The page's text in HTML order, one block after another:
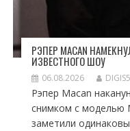
РЭПЕР MACAN
ИЗВЕСТНОГО ШОУ
06.08.2026
Рэпер Macan
снимком с
заметили